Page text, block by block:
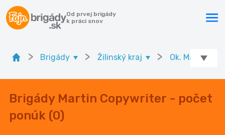
Od prvej brigády
k práci snov
> Brigády > Žilinský kraj > Ok. Martin
Brigády Martin Copywriter - počet
ponúk (0)